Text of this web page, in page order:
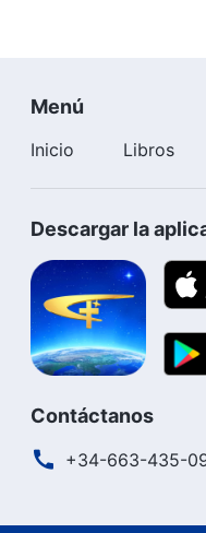
Menú
Inicio Libros
Descargar la
Contáctanos
+34-663-435-